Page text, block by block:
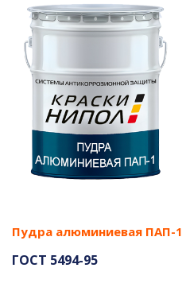
Пудра алюминиевая ПАП-1
ГОСТ 5494-95